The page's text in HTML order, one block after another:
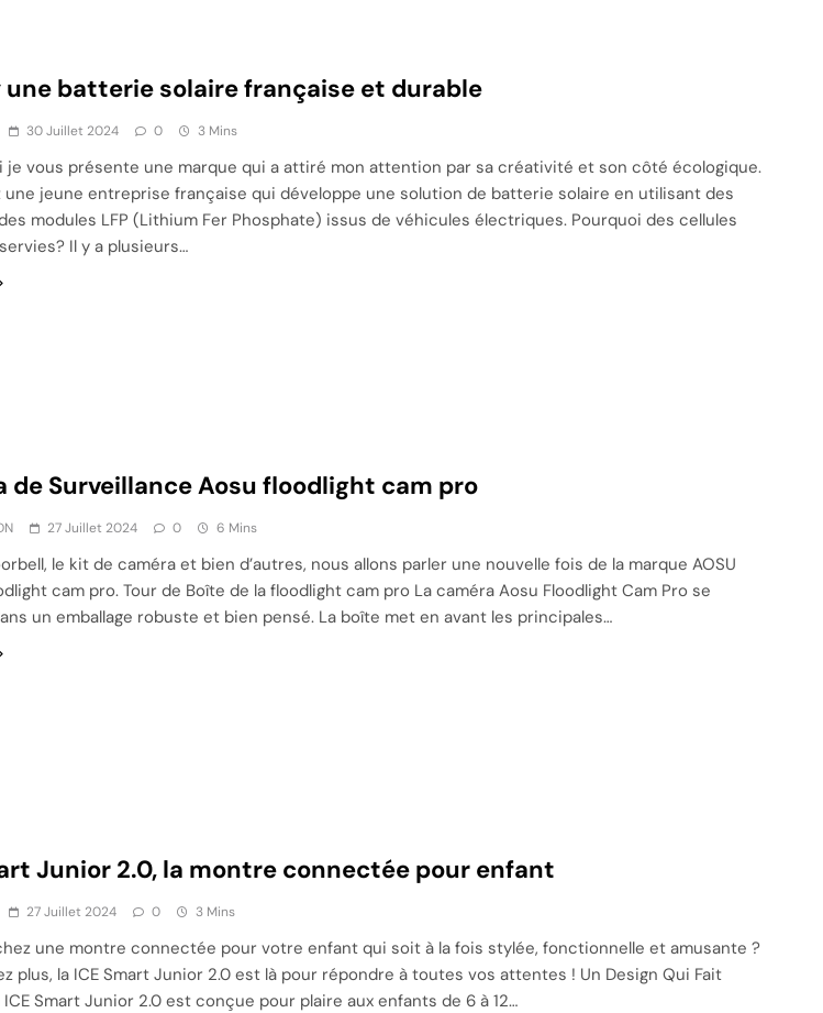
une batterie solaire française et durable
30 Juillet 2024 0 3 Mins
je vous présente une marque qui a attiré mon attention par sa créativité et son côté écologique.
une jeune entreprise française qui développe une solution de batterie solaire en utilisant des
modules LFP (Lithium Fer Phosphate) issus de véhicules électriques. Pourquoi des cellules
Il y a plusieurs…
de Surveillance Aosu floodlight cam pro
27 Juillet 2024 0 6 Mins
le kit de caméra et bien d’autres, nous allons parler une nouvelle fois de la marque AOSU
cam pro. Tour de Boîte de la floodlight cam pro La caméra Aosu Floodlight Cam Pro se
un emballage robuste et bien pensé. La boîte met en avant les principales…
Junior 2.0, la montre connectée pour enfant
27 Juillet 2024 0 3 Mins
une montre connectée pour votre enfant qui soit à la fois stylée, fonctionnelle et amusante ?
plus, la ICE Smart Junior 2.0 est là pour répondre à toutes vos attentes ! Un Design Qui Fait
Smart Junior 2.0 est conçue pour plaire aux enfants de 6 à 12…